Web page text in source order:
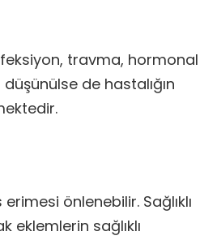
travma, hormonal
de hastalığın
önlenebilir. Sağlıklı
sağlıklı